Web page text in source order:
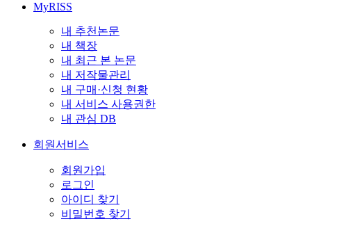
MyRISS
내 추천논문
내 책장
내 최근 본 논문
내 저작물관리
내 구매·신청 현황
내 서비스 사용권한
내 관심 DB
회원서비스
회원가입
로그인
아이디 찾기
비밀번호 찾기